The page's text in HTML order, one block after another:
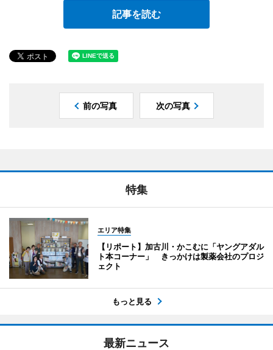
記事を読む
前の写真 次の写真
特集
エリア特集
【リポート】加古川・かこむに「ヤングアダル
ト本コーナー」 きっかけは製薬会社のプロジ
ェクト
もっと見る
最新ニュース